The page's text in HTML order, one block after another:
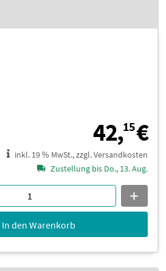
42,15€
inkl. 19 % MwSt., zzgl. Versandkosten
Zustellung bis Do., 13. Aug.
In den Warenkorb